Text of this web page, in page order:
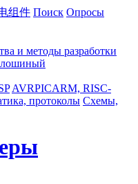
组件 Поиск Опросы
и методы разработки
AVRPICARM, RISC-
протоколы Схемы,